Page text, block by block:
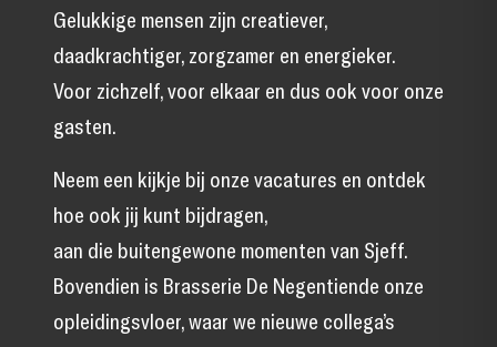
Gelukkige mensen zijn creatiever,
daadkrachtiger, zorgzamer en energieker.
Voor zichzelf, voor elkaar en dus ook voor onze
gasten.
Neem een kijkje bij onze vacatures en ontdek
hoe ook jij kunt bijdragen,
aan die buitengewone momenten van Sjeff.
Bovendien is Brasserie De Negentiende onze
opleidingsvloer, waar we nieuwe collega’s